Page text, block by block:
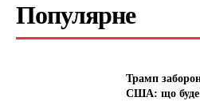
Популярне
Трамп
США: що буде